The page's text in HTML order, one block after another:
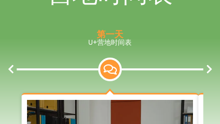
第一天
U+营地时间表